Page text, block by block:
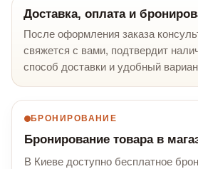
Доставка, оплата и
После оформления заказа
свяжется с вами, подтвердит
способ доставки и удобный
БРОНИРОВАНИЕ
Бронирование товара в
В Киеве доступно бесплатное